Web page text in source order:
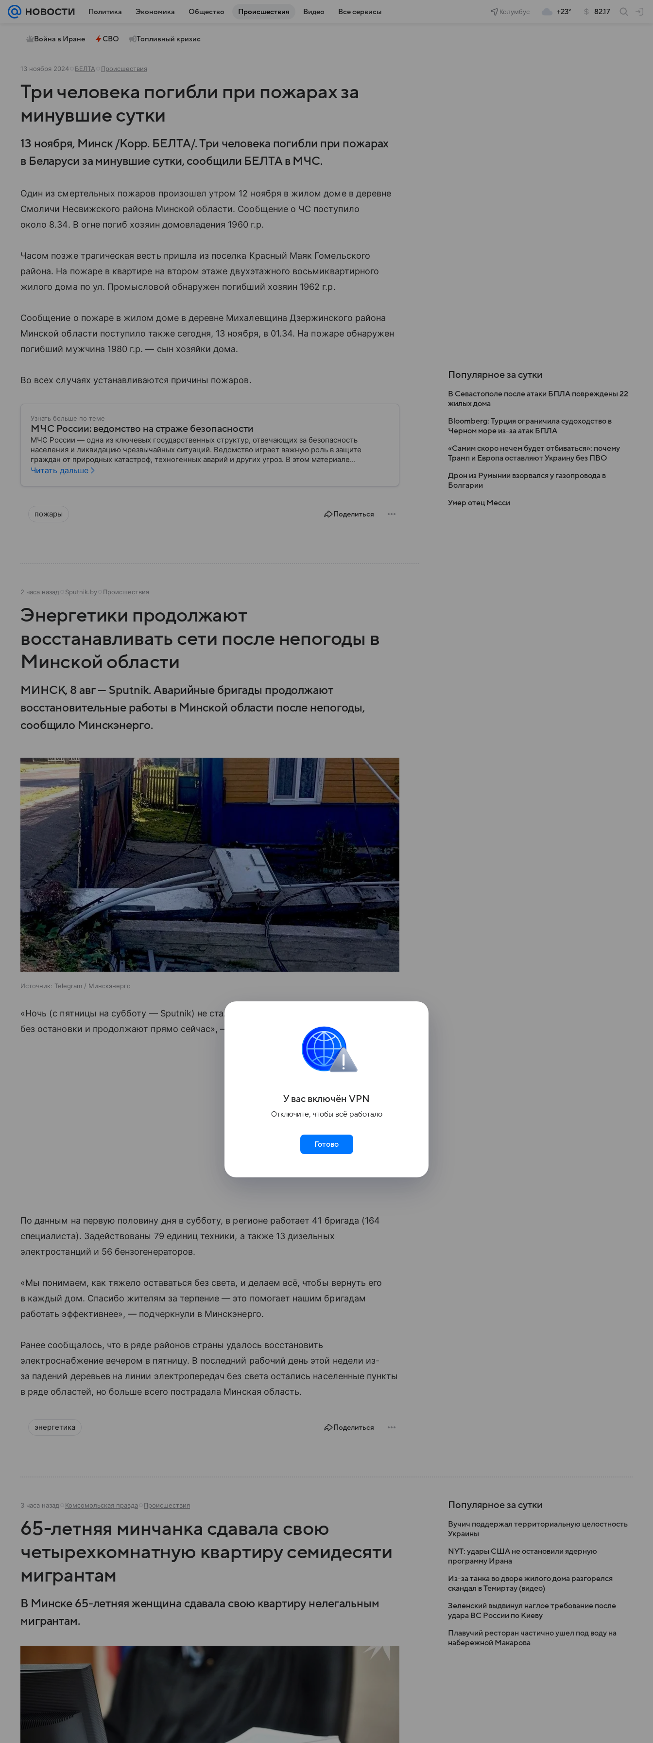
Политика Экономика Общество Происшествия Видео Все сервисы Колумбус +23° 82.17
Война в Иране СВО Топливный кризис
13 ноября 2024 БЕЛТА Происшествия
Три человека погибли при пожарах за
минувшие сутки
13 ноября, Минск /Корр. БЕЛТА/. Три человека погибли при пожарах
в Беларуси за минувшие сутки, сообщили БЕЛТА в МЧС.
Один из смертельных пожаров произошел утром 12 ноября в жилом доме в деревне
Смоличи Несвижского района Минской области. Сообщение о ЧС поступило
около 8.34. В огне погиб хозяин домовладения 1960 г.р.
Часом позже трагическая весть пришла из поселка Красный Маяк Гомельского
района. На пожаре в квартире на втором этаже двухэтажного восьмиквартирного
жилого дома по ул. Промысловой обнаружен погибший хозяин 1962 г.р.
Сообщение о пожаре в жилом доме в деревне Михалевщина Дзержинского района
Минской области поступило также сегодня, 13 ноября, в 01.34. На пожаре обнаружен
погибший мужчина 1980 г.р. — сын хозяйки дома.
Во всех случаях устанавливаются причины пожаров.
Узнать больше по теме
МЧС России: ведомство на страже безопасности
МЧС России — одна из ключевых государственных структур, отвечающих за безопасность
населения и ликвидацию чрезвычайных ситуаций. Ведомство играет важную роль в защите
граждан от природных катастроф, техногенных аварий и других угроз. В этом материале
разбираем, что представляет собой МЧС, как оно устроено, какие задачи выполняет и какую роль
Читать дальше
пожары Поделиться
2 часа назад Sputnik.by Происшествия
Энергетики продолжают
восстанавливать сети после непогоды в
Минской области
МИНСК, 8 авг — Sputnik. Аварийные бригады продолжают
восстановительные работы в Минской области после непогоды,
сообщило Минскэнерго.
Источник: Telegram / Минскэнерго
«Ночь (с пятницы на субботу — Sputnik) не стала перерывом — энергетики работали
без остановки и продолжают прямо сейчас», — отмечено в сообщении.
По данным на первую половину дня в субботу, в регионе работает 41 бригада (164
специалиста). Задействованы 79 единиц техники, а также 13 дизельных
электростанций и 56 бензогенераторов.
«Мы понимаем, как тяжело оставаться без света, и делаем всё, чтобы вернуть его
в каждый дом. Спасибо жителям за терпение — это помогает нашим бригадам
работать эффективнее», — подчеркнули в Минскэнерго.
Ранее сообщалось, что в ряде районов страны удалось восстановить
электроснабжение вечером в пятницу. В последний рабочий день этой недели из-
за падений деревьев на линии электропередач без света остались населенные пункты
в ряде областей, но больше всего пострадала Минская область.
энергетика Поделиться
Популярное за сутки
В Севастополе после атаки БПЛА повреждены 22
жилых дома
Bloomberg: Турция ограничила судоходство в
Черном море из-за атак БПЛА
«Самим скоро нечем будет отбиваться»: почему
Трамп и Европа оставляют Украину без ПВО
Дрон из Румынии взорвался у газопровода в
Болгарии
Умер отец Месси
3 часа назад Комсомольская правда Происшествия
65-летняя минчанка сдавала свою
четырехкомнатную квартиру семидесяти
мигрантам
В Минске 65-летняя женщина сдавала свою квартиру нелегальным
мигрантам.
Популярное за сутки
Вучич поддержал территориальную целостность
Украины
NYT: удары США не остановили ядерную
программу Ирана
Из-за танка во дворе жилого дома разгорелся
скандал в Темиртау (видео)
Зеленский выдвинул наглое требование после
удара ВС России по Киеву
Плавучий ресторан частично ушел под воду на
набережной Макарова
У вас включён VPN
Отключите, чтобы всё работало
Готово